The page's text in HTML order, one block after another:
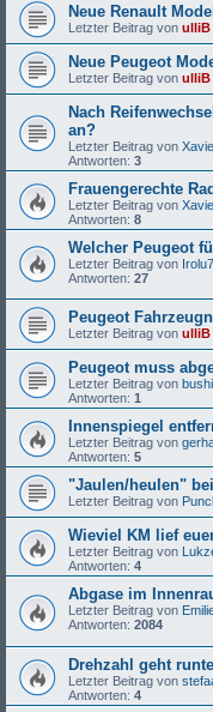
Neue Renault
Letzter Beitrag von ulliB
Neue Peugeot
Letzter Beitrag von ulliB
Nach
an?
Letzter Beitrag von
Antworten: 3
Frauengerechte
Letzter Beitrag von
Antworten: 8
Welcher Peugeot
Letzter Beitrag von Irolu7
Antworten: 27
Peugeot
Letzter Beitrag von ulliB
Peugeot muss
Letzter Beitrag von
Antworten: 1
Innenspiegel
Letzter Beitrag von
Antworten: 5
"Jaulen/heulen"
Letzter Beitrag von
Wieviel KM lief
Letzter Beitrag von
Antworten: 4
Abgase im
Letzter Beitrag von
Antworten: 2084
Drehzahl geht
Letzter Beitrag von
Antworten: 4